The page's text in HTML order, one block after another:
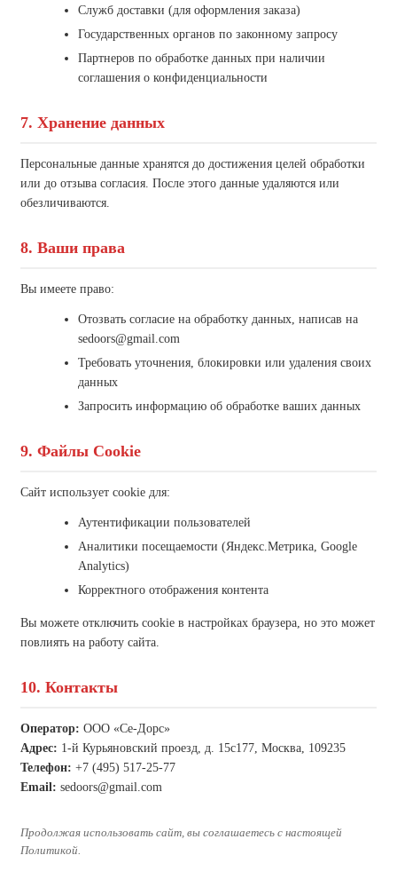
Служб доставки (для оформления заказа)
Государственных органов по законному запросу
Партнеров по обработке данных при наличии
соглашения о конфиденциальности
7. Хранение данных
Персональные данные хранятся до достижения целей обработки
или до отзыва согласия. После этого данные удаляются или
обезличиваются.
8. Ваши права
Вы имеете право:
Отозвать согласие на обработку данных, написав на
sedoors@gmail.com
Требовать уточнения, блокировки или удаления своих
данных
Запросить информацию об обработке ваших данных
9. Файлы Cookie
Сайт использует cookie для:
Аутентификации пользователей
Аналитики посещаемости (Яндекс.Метрика, Google
Analytics)
Корректного отображения контента
Вы можете отключить cookie в настройках браузера, но это может
повлиять на работу сайта.
10. Контакты
Оператор: ООО «Се-Дорс»
Адрес: 1-й Курьяновский проезд, д. 15с177, Москва, 109235
Телефон: +7 (495) 517-25-77
Email: sedoors@gmail.com
Продолжая использовать сайт, вы соглашаетесь с настоящей
Политикой.